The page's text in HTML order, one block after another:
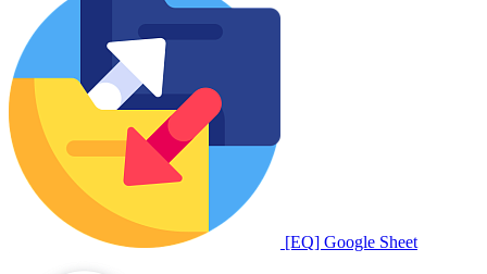
[EQ] Google Sheet